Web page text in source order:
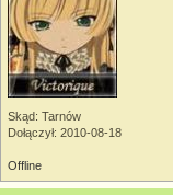
Skąd: Tarnów
Dołączył: 2010-08-18
Offline